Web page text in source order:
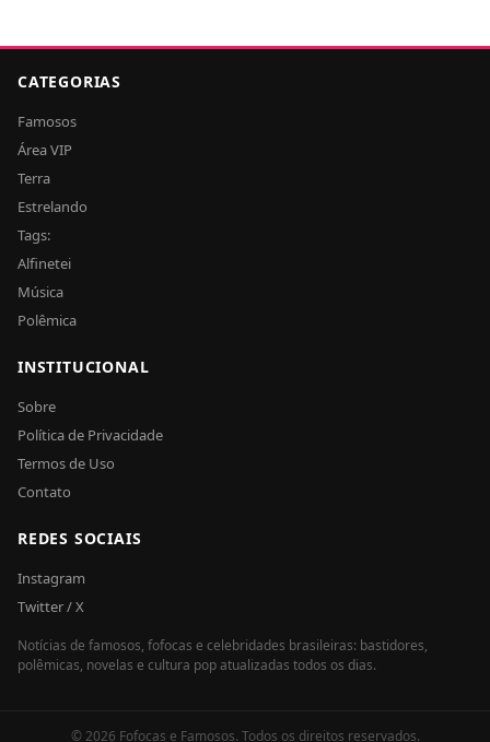
CATEGORIAS
Famosos
Área VIP
Terra
Estrelando
Tags:
Alfinetei
Música
Polêmica
INSTITUCIONAL
Sobre
Política de Privacidade
Termos de Uso
Contato
REDES SOCIAIS
Instagram
Twitter / X
Notícias de famosos, fofocas e celebridades brasileiras: bastidores,
polêmicas, novelas e cultura pop atualizadas todos os dias.
© 2026 Fofocas e Famosos. Todos os direitos reservados.